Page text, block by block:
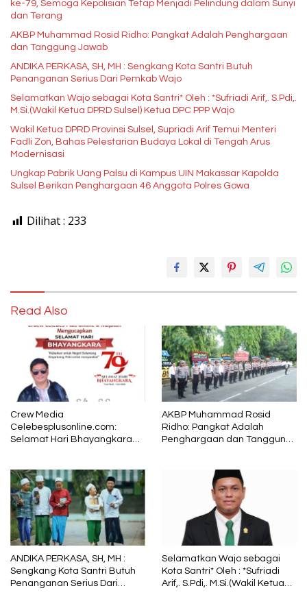
ke-79, Semoga Kepolisian Tetap Menjadi Pelindung dalam Sunyi
dan Terang
AKBP Muhammad Rosid Ridho: Pangkat Adalah Penghargaan
dan Tanggung Jawab
ANDIKA PERKASA, SH, MH : Sengkang Kota Santri Butuh
Penanganan Serius Dari Pemkab Wajo
Selamatkan Wajo sebagai Kota Santri* Oleh : *Sufriadi Arif,. S.Pdi,.
M.Si.(Wakil Ketua DPRD Sulsel) Ketua DPC PPP Wajo
Wakil Ketua DPRD Provinsi Sulsel, Supriadi Arif Temui Menteri
Fadli Zon, Bahas Pelestarian Budaya Lokal di Tengah Arus
Modernisasi
Ungkap Pabrik Uang Palsu di Kampus UIN Makassar Kapolda
Sulsel Berikan Penghargaan 46 Anggota Polres Gowa
Dilihat : 233
Read Also
Crew Media
Celebesplusonline.com:
Selamat Hari Bhayangkara
dalam Sunyi dan Terang
AKBP Muhammad Rosid
Ridho: Pangkat Adalah
Penghargaan dan Tanggung
ANDIKA PERKASA, SH, MH :
Sengkang Kota Santri Butuh
Penanganan Serius Dari
Selamatkan Wajo sebagai
Kota Santri* Oleh : *Sufriadi
Arif,. S.Pdi,. M.Si.(Wakil Ketua